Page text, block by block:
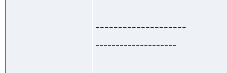
--------------------
--------------------